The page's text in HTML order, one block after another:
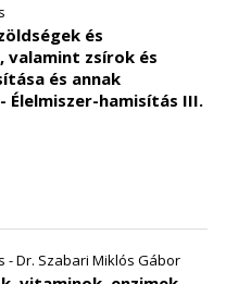
és
valamint zsírok és
és annak
Élelmiszer-hamisítás III.
- Dr. Szabari Miklós Gábor